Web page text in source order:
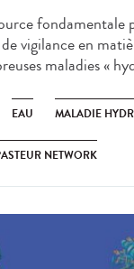
vigilance en
maladies «
EAU MALADIE
NETWORK